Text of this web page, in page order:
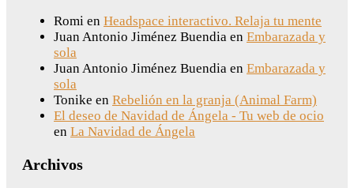
Romi en Headspace interactivo. Relaja tu mente
Juan Antonio Jiménez Buendia en Embarazada y
sola
Juan Antonio Jiménez Buendia en Embarazada y
sola
Tonike en Rebelión en la granja (Animal Farm)
El deseo de Navidad de Ángela - Tu web de ocio
en La Navidad de Ángela
Archivos